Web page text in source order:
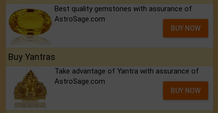
Best quality gemstones with assurance of
AstroSage.com
BUY NOW
Buy Yantras
Take advantage of Yantra with assurance of
AstroSage.com
BUY NOW